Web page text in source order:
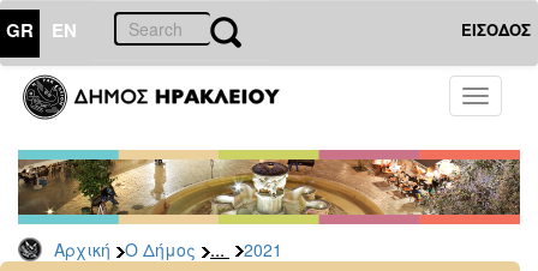
GR EN ΕΙΣΟΔΟΣ
Toggle
Αρχική Ο Δήμος ... 2021
ΔΗΜΟΣ
Δελτία
Τύπου
Αρχείο
2026